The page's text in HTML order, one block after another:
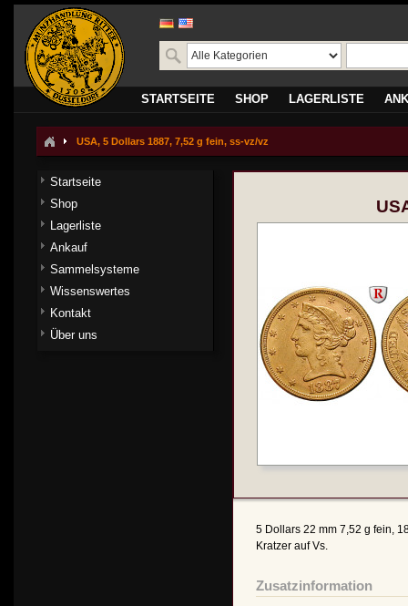
STARTSEITE SHOP LAGERLISTE
USA, 5 Dollars 1887, 7,52 g fein, ss-vz/vz
5 Dollars 22 mm 7,52 g fein,
Kratzer auf Vs.
Zusatzinformation
Startseite
Shop
Lagerliste
Ankauf
Sammelsysteme
Wissenswertes
Kontakt
Über uns